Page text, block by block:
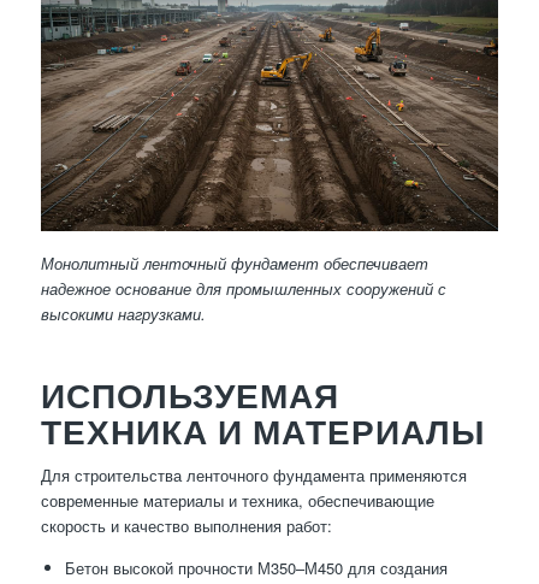
Монолитный ленточный фундамент обеспечивает
надежное основание для промышленных сооружений с
высокими нагрузками.
ИСПОЛЬЗУЕМАЯ
ТЕХНИКА И МАТЕРИАЛЫ
Для строительства ленточного фундамента применяются
современные материалы и техника, обеспечивающие
скорость и качество выполнения работ:
Бетон высокой прочности М350–М450 для создания